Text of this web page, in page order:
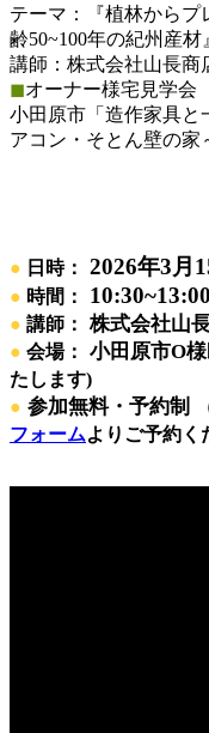
テーマ：『植林から
齢50~100年の紀州産材
講師：株式会社山長
◼︎オーナー様宅見学会
小田原市「造作家具と
アコン・そとん壁の家
● 日時： 2026年3月
● 時間： 10:30~13:00
● 講師： 株式会社山
● 会場： 小田原市O
たします)
● 参加無料・予約制
フォームよりご予約く